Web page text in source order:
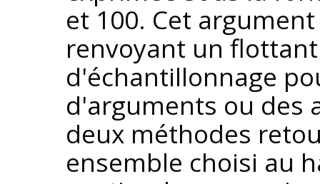
et 100. Cet
renvoyant un
d'échantillonnage
d'arguments ou des
deux méthodes
ensemble choisi au